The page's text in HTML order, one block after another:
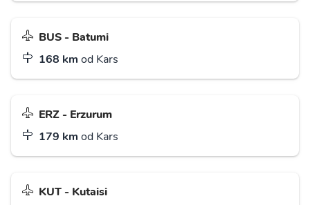
BUS - Batumi
168 km od Kars
ERZ - Erzurum
179 km od Kars
KUT - Kutaisi